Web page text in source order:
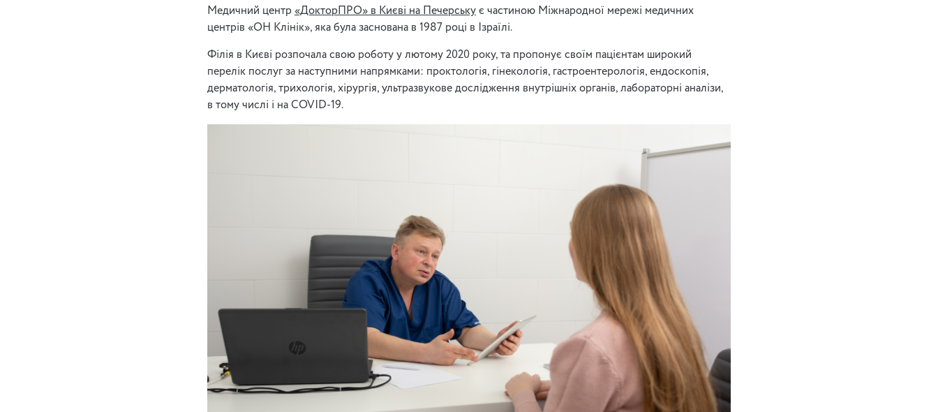
Медичний центр «ДокторПРО» в Києві на Печерську є частиною Міжнародної мережі медичних
центрів «ОН Клінік», яка була заснована в 1987 році в Ізраїлі.
Філія в Києві розпочала свою роботу у лютому 2020 року, та пропонує своїм пацієнтам широкий
перелік послуг за наступними напрямками: проктологія, гінекологія, гастроентерологія, ендоскопія,
дерматологія, трихологія, хірургія, ультразвукове дослідження внутрішніх органів, лабораторні аналізи,
в тому числі і на СOVID-19.